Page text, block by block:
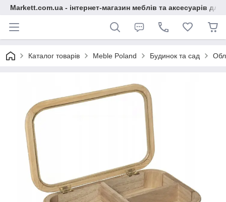
Markett.com.ua - інтернет-магазин меблів та аксесуарів для
Каталог товарів Meble Poland Будинок та сад